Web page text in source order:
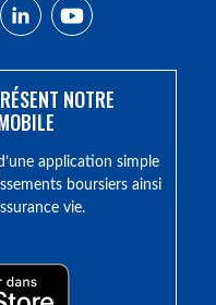
NOTRE
application simple
boursiers ainsi
vie.